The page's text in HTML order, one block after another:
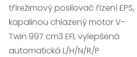
třírežimový posilovač řízení EPS,
kapalinou chlazený motor V-
Twin 997 cm3 EFI, vylepšená
automatická L/H/N/R/P